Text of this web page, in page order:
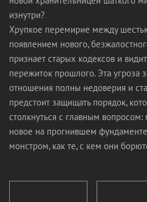
изнутри?
Хрупкое перемирие между
появлением нового,
признает старых кодексов и
пережиток прошлого. Эта угроза
отношения полны недоверия и
предстоит защищать порядок,
столкнуться с главным
новое на прогнившем
монстром, как те, с кем они